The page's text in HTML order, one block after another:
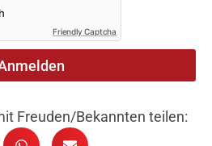
Friendly Captcha
Freuden/Bekannten teilen: